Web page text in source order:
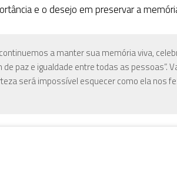
e o desejo em preservar a
a manter sua memória viva,
paz e igualdade entre todas as pessoas”.
será impossível esquecer como ela nos